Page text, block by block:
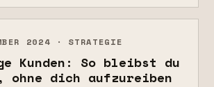
2024 · STRATEGIE
Kunden: So bleibst du
ohne dich aufzureiben